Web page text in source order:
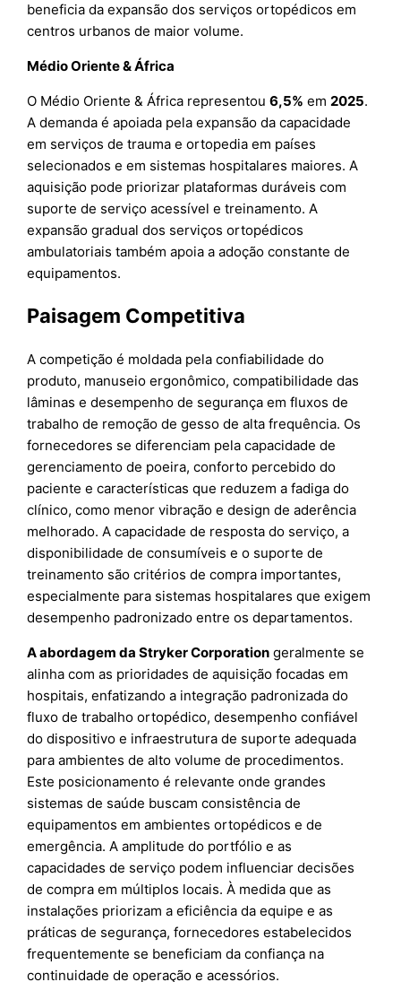
beneficia da expansão dos serviços ortopédicos em
centros urbanos de maior volume.
Médio Oriente & África
O Médio Oriente & África representou6,5% em2025.
A demanda é apoiada pela expansão da capacidade
em serviços de trauma e ortopedia em países
selecionados e em sistemas hospitalares maiores. A
aquisição pode priorizar plataformas duráveis com
suporte de serviço acessível e treinamento. A
expansão gradual dos serviços ortopédicos
ambulatoriais também apoia a adoção constante de
equipamentos.
Paisagem Competitiva
A competição é moldada pela confiabilidade do
produto, manuseio ergonômico, compatibilidade das
lâminas e desempenho de segurança em fluxos de
trabalho de remoção de gesso de alta frequência. Os
fornecedores se diferenciam pela capacidade de
gerenciamento de poeira, conforto percebido do
paciente e características que reduzem a fadiga do
clínico, como menor vibração e design de aderência
melhorado. A capacidade de resposta do serviço, a
disponibilidade de consumíveis e o suporte de
treinamento são critérios de compra importantes,
especialmente para sistemas hospitalares que exigem
desempenho padronizado entre os departamentos.
A abordagem da Stryker Corporation geralmente se
alinha com as prioridades de aquisição focadas em
hospitais, enfatizando a integração padronizada do
fluxo de trabalho ortopédico, desempenho confiável
do dispositivo e infraestrutura de suporte adequada
para ambientes de alto volume de procedimentos.
Este posicionamento é relevante onde grandes
sistemas de saúde buscam consistência de
equipamentos em ambientes ortopédicos e de
emergência. A amplitude do portfólio e as
capacidades de serviço podem influenciar decisões
de compra em múltiplos locais. À medida que as
instalações priorizam a eficiência da equipe e as
práticas de segurança, fornecedores estabelecidos
frequentemente se beneficiam da confiança na
continuidade de operação e acessórios.